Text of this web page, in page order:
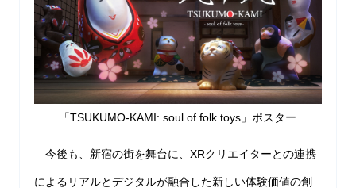
「TSUKUMO-KAMI: soul of folk toys」ポスター
今後も、新宿の街を舞台に、XRクリエイターとの連携
によるリアルとデジタルが融合した新しい体験価値の創